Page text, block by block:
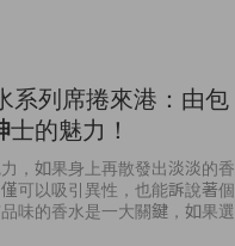
系列席捲來港：由包
的魅力！
，如果身上再散發出淡淡的香
可以吸引異性，也能訴說著個
味的香水是一大關鍵，如果選